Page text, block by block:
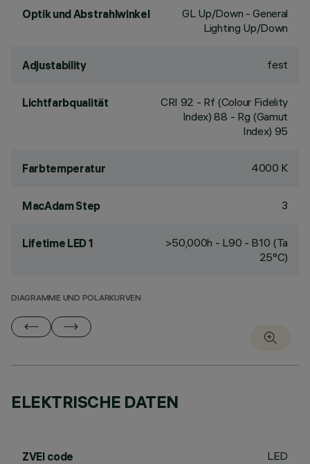
Optik und Abstrahlwinkel
GL Up/Down - General
Lighting Up/Down
Adjustability fest
Lichtfarbqualität CRI 92 - Rf (Colour Fidelity
Index) 88 - Rg (Gamut
Index) 95
Farbtemperatur 4000 K
MacAdam Step 3
Lifetime LED 1
>50,000h - L90 - B10 (Ta
25°C)
DIAGRAMME UND POLARKURVEN
ELEKTRISCHE DATEN
ZVEI code LED